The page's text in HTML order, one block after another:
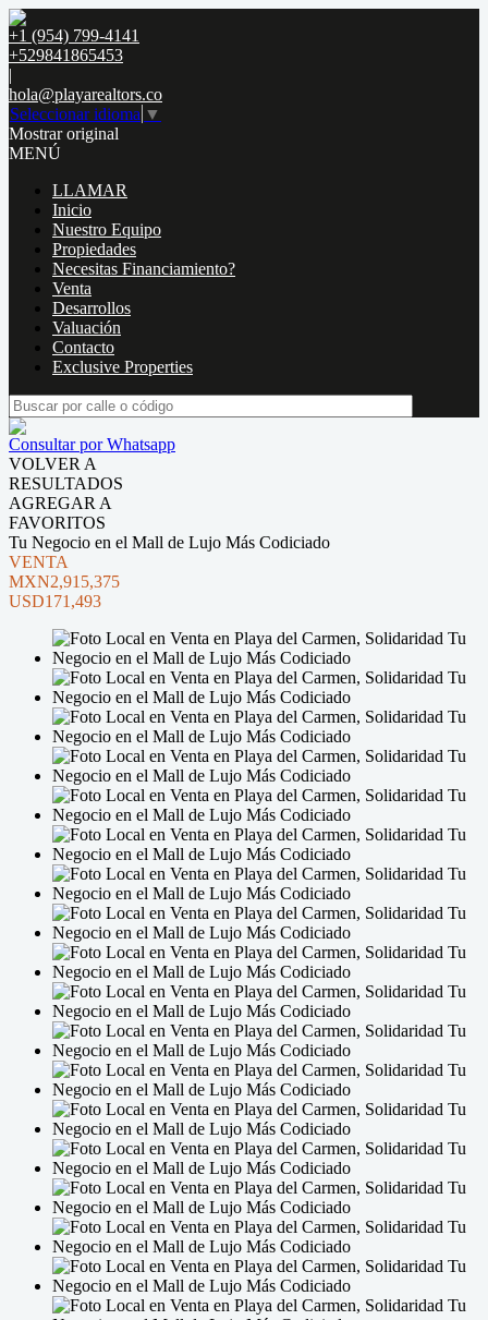
+1 (954) 799-4141
+529841865453
|
hola@playarealtors.co
Seleccionar idioma ▼
Mostrar original
MENÚ
LLAMAR
Inicio
Nuestro Equipo
Propiedades
Necesitas Financiamiento?
Venta
Desarrollos
Valuación
Contacto
Exclusive Properties
Consultar por Whatsapp
VOLVER A
RESULTADOS
AGREGAR A
FAVORITOS
Tu Negocio en el Mall de Lujo Más Codiciado
VENTA
MXN2,915,375
USD171,493